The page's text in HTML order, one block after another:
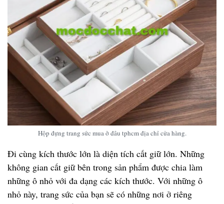
Hộp đựng trang sức mua ở đâu tphcm địa chỉ cửa hàng.
Đi cùng kích thước lớn là diện tích cất giữ lớn. Những
không gian cất giữ bên trong sản phẩm được chia làm
những ô nhỏ với đa dạng các kích thước. Với những ô
nhỏ này, trang sức của bạn sẽ có những nơi ở riêng